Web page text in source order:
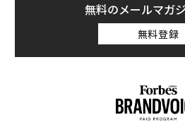
無料のメールマガ
無料登録